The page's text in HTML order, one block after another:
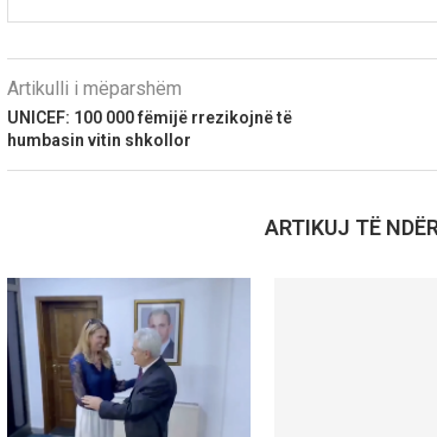
Artikulli i mëparshëm
UNICEF: 100 000 fëmijë rrezikojnë të
humbasin vitin shkollor
ARTIKUJ TË